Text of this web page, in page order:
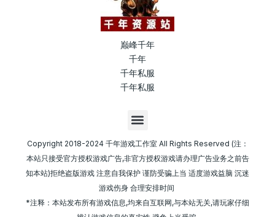
巅峰千年
千年
千年私服
千年私服
M
e
n
u
Copyright 2018-2024 千年游戏工作室 All Rights Reserved (注：
本站只接受官方授权游戏广告,非官方授权游戏请办理广告业务之前告
知本站)拒绝盗版游戏 注意自我保护 谨防受骗上当 适度游戏益脑 沉迷
游戏伤身 合理安排时间
*注释：本站发布所有游戏信息,均来自互联网,与本站无关,请玩家仔细